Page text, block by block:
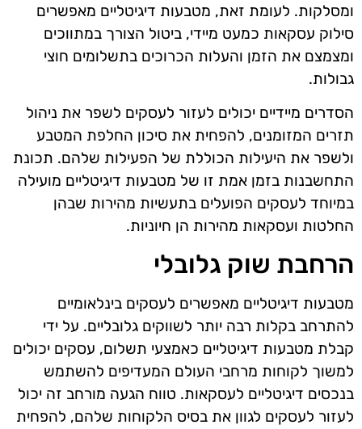
ומסלקות. לעומת זאת, מטבעות דיגיטליים מאפשרים
סילוק עסקאות כמעט מיידי, ביטול הצורך במתווכים
ומצמצם את הזמן והעלות הכרוכים בתשלומים חוצי
גבולות.
הסדרים מיידיים יכולים לעזור לעסקים לשפר את ניהול
תזרים המזומנים, להפחית את סיכון החלפת המטבע
ולשפר את היעילות הכוללת של הפעילות שלהם. תכונת
התחשבנות בזמן אמת זו של מטבעות דיגיטליים מועילה
במיוחד לעסקים הפועלים בתעשיות מהירות שבהן
החלטות ועסקאות מהירות הן חיוניות.
הרחבת שוק גלובלי
מטבעות דיגיטליים מאפשרים לעסקים בינלאומיים
להתרחב בקלות רבה יותר לשווקים גלובליים. על ידי
קבלת מטבעות דיגיטליים כאמצעי תשלום, עסקים יכולים
למשוך לקוחות מרחבי העולם המעדיפים להשתמש
בנכסים דיגיטליים לעסקאות. טווח הגעה מורחב זה יכול
לעזור לעסקים לגוון את בסיס הלקוחות שלהם, להפחית